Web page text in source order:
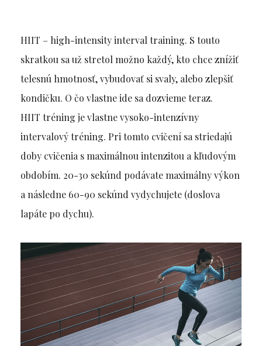
HIIT – high-intensity interval training. S touto
skratkou sa už stretol možno každý, kto chce znížiť
telesnú hmotnosť, vybudovať si svaly, alebo zlepšiť
kondičku. O čo vlastne ide sa dozvieme teraz.
HIIT tréning je vlastne vysoko-intenzívny
intervalový tréning. Pri tomto cvičení sa striedajú
doby cvičenia s maximálnou intenzitou a kľudovým
obdobím. 20-30 sekúnd podávate maximálny výkon
a následne 60-90 sekúnd vydychujete (doslova
lapáte po dychu).